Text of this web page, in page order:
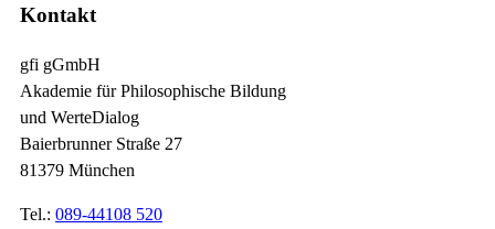
Kontakt
gfi gGmbH
Akademie für Philosophische Bildung
und WerteDialog
Baierbrunner Straße 27
81379 München
Tel.: 089-44108 520